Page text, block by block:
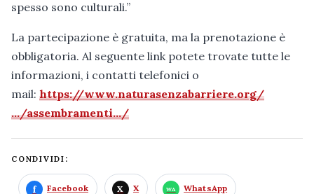
spesso sono culturali.”
La partecipazione è gratuita, ma la prenotazione è
obbligatoria. Al seguente link potete trovate tutte le
informazioni, i contatti telefonici o
mail: https://www.naturasenzabarriere.org/
…/assembramenti…/
CONDIVIDI:
Facebook X WhatsApp